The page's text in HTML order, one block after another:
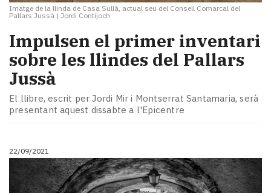
Imatge de la llinda de Casa Sullà, actual seu del Consell Comarcal del
Pallars Jussà | Jordi Contijoch
Impulsen el primer inventari
sobre les llindes del Pallars
Jussà
El llibre, escrit per Jordi Mir i Montserrat Santamaria, serà
presentant aquest dissabte a l'Epicentre
22/09/2021